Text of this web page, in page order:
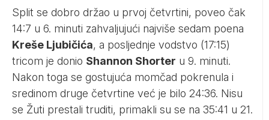
Split se dobro držao u prvoj četvrtini, poveo čak
14:7 u 6. minuti zahvaljujući najviše sedam poena
Kreše Ljubičića, a posljednje vodstvo (17:15)
tricom je donio Shannon Shorter u 9. minuti.
Nakon toga se gostujuća momčad pokrenula i
sredinom druge četvrtine već je bilo 24:36. Nisu
se Žuti prestali truditi, primakli su se na 35:41 u 21.